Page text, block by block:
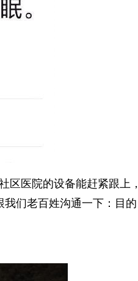
区医院的设备能赶紧跟上，
们老百姓沟通一下：目的